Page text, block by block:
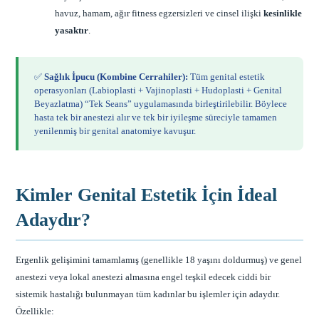
havuz, hamam, ağır fitness egzersizleri ve cinsel ilişkikesinlikle
yasaktır
✅Sağlık İpucu (Kombine Cerrahiler): Tüm genital estetik
operasyonları (Labioplasti + Vajinoplasti + Hudoplasti + Genital
Beyazlatma) “Tek Seans” uygulamasında birleştirilebilir. Böylece
hasta tek bir anestezi alır ve tek bir iyileşme süreciyle tamamen
yenilenmiş bir genital anatomiye kavuşur.
Kimler Genital Estetik İçin İdeal
Adaydır?
Ergenlik gelişimini tamamlamış (genellikle 18 yaşını doldurmuş) ve genel
anestezi veya lokal anestezi almasına engel teşkil edecek ciddi bir
sistemik hastalığı bulunmayan tüm kadınlar bu işlemler için adaydır.
Özellikle: